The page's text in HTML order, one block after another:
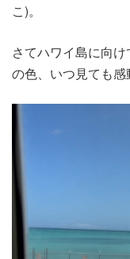
こ)。
さてハワイ島に向
の色、いつ見ても感